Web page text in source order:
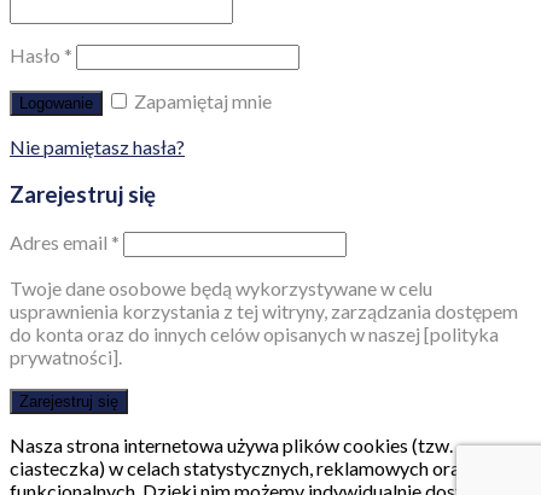
Hasło *
Logowanie
Zapamiętaj mnie
Nie pamiętasz hasła?
Zarejestruj się
Adres email *
Twoje dane osobowe będą wykorzystywane w celu
usprawnienia korzystania z tej witryny, zarządzania dostępem
do konta oraz do innych celów opisanych w naszej [polityka
prywatności].
Zarejestruj się
Nasza strona internetowa używa plików cookies (tzw.
ciasteczka) w celach statystycznych, reklamowych oraz
funkcjonalnych. Dzięki nim możemy indywidualnie dostosować